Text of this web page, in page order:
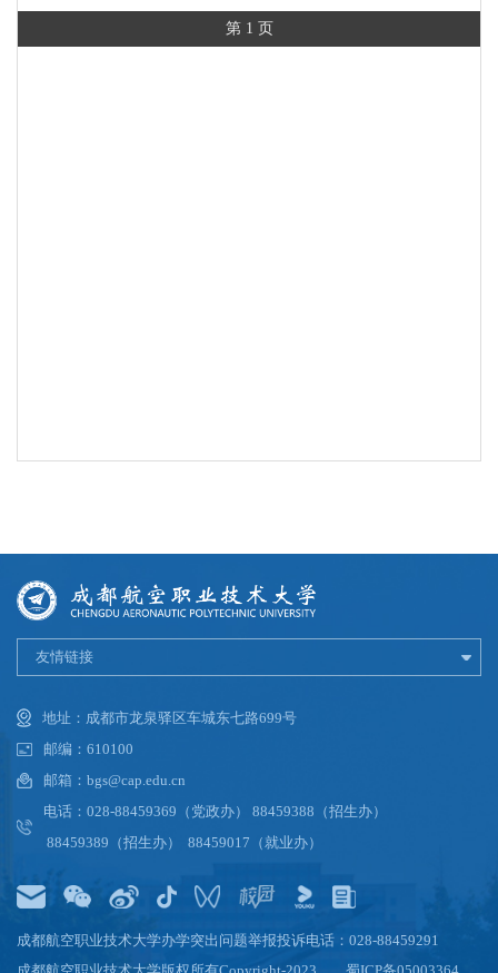
第 1 页
友情链接
地址：成都市龙泉驿区车城东七路699号
邮编：610100
邮箱：bgs@cap.edu.cn
电话：028-88459369（党政办） 88459388（招生办）
88459389（招生办） 88459017（就业办）
成都航空职业技术大学办学突出问题举报投诉电话：028-88459291